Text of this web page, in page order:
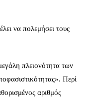
να πολεμήσει τους
πλειονότητα των
Περί
αριθμός